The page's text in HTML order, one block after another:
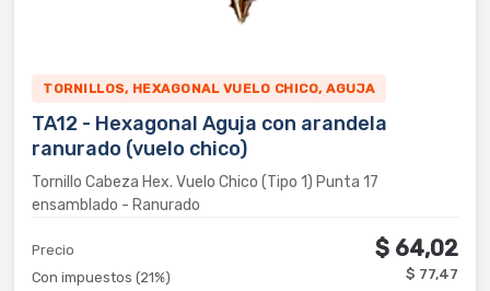
TORNILLOS, HEXAGONAL VUELO CHICO, AGUJA
TA12 - Hexagonal Aguja con arandela
ranurado (vuelo chico)
Tornillo Cabeza Hex. Vuelo Chico (Tipo 1) Punta 17
ensamblado - Ranurado
Precio $ 64,02
Con impuestos (21%) $ 77,47